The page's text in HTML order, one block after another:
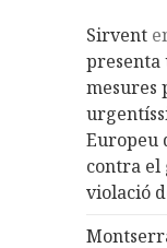
Sirvent
presenta
mesures
Europeu
contra el
violació